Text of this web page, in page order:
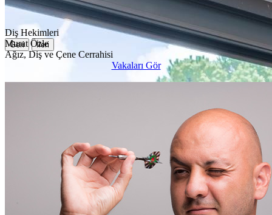
Geri İleri
Diş Hekimleri
Murat Özle
Ağız, Diş ve Çene Cerrahisi
Vakaları Gör